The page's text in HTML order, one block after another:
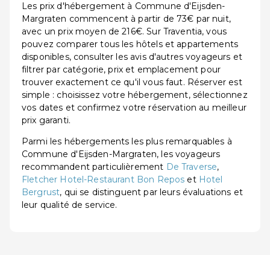
Les prix d'hébergement à Commune d'Eijsden-
Margraten commencent à partir de 73€ par nuit,
avec un prix moyen de 216€. Sur Traventia, vous
pouvez comparer tous les hôtels et appartements
disponibles, consulter les avis d'autres voyageurs et
filtrer par catégorie, prix et emplacement pour
trouver exactement ce qu'il vous faut. Réserver est
simple : choisissez votre hébergement, sélectionnez
vos dates et confirmez votre réservation au meilleur
prix garanti.
Parmi les hébergements les plus remarquables à
Commune d'Eijsden-Margraten, les voyageurs
recommandent particulièrement De Traverse,
Fletcher Hotel-Restaurant Bon Repos et Hotel
Bergrust, qui se distinguent par leurs évaluations et
leur qualité de service.